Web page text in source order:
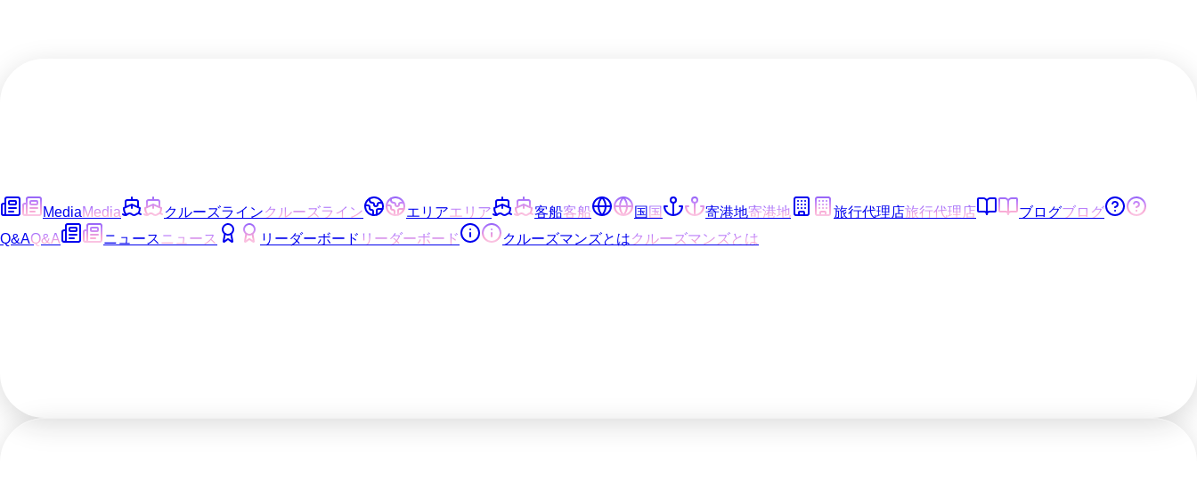
MediaMedia クルーズラインクルーズライン エリアエリア 客船客船 国国 寄港地寄港地 旅行代理店旅行代理店 ブログブログ
Q&AQ&A ニュース ニュース リーダーボード リーダーボード クルーズマンズとはクルーズマンズとは